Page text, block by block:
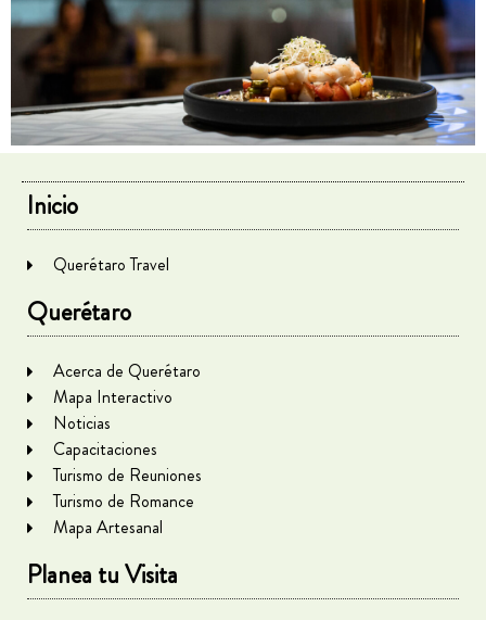
Inicio
Querétaro Travel
Querétaro
Acerca de Querétaro
Mapa Interactivo
Noticias
Capacitaciones
Turismo de Reuniones
Turismo de Romance
Mapa Artesanal
Planea tu Visita